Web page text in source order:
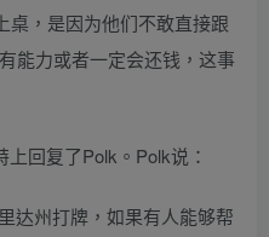
桌，是因为他们不敢直接跟
能力或者一定会还钱，这事
回复了Polk。Polk说：
达州打牌，如果有人能够帮